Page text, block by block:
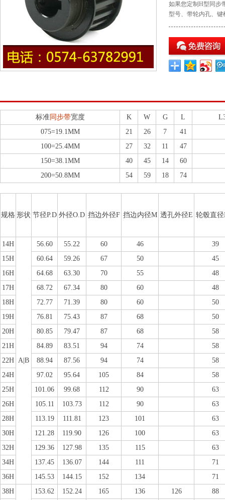
如果您定制H型同步带
型号、带轮内孔
标准同步带宽度 K W G L
075=19.1MM
21 26 7
41
100=25.4MM
27 32 11
47
150=38.1MM
40 45 14
60
200=50.8MM
54 59 18 74
规格 形状 节径P.D 外径O.D 挡边外径F 挡边内径M 透孔外径E 轮毂直径
14H
A|B
56.60 55.22 60 46
39
15H
60.64 59.26 67 50
45
16H
64.68 63.30 70 55
48
17H
68.72 67.34 80 60
48
18H
72.77 71.39 80 60
50
19H
76.81 75.43 87 68
50
20H
80.85 79.47 87 68
58
21H
84.89 83.51 94 74
58
22H
88.94 87.56 94 74
58
24H
97.02 95.64 105 84
58
25H
101.06 99.68 112 90
63
26H
105.11 103.73 112 90
63
28H
113.19 111.81 123 101
63
30H
121.28 119.90 126 100
63
32H
129.36 127.98 135 115
63
34H
137.45 136.07 144 111
71
36H
145.53 144.15 152 134
71
38H
153.62 152.24 165 136 126
88